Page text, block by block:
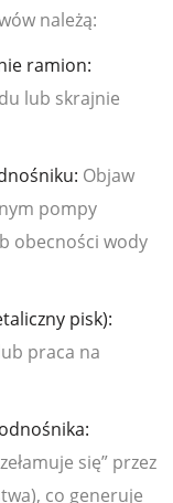
należą:
ramion:
lub skrajnie
Objaw
pompy
obecności wody
pisk):
praca na
się” przez
co generuje